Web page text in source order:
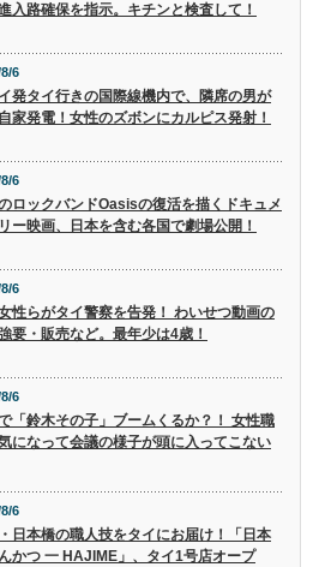
入路確保を指示。キチンと検査して！
6
イ発タイ行きの国際線機内で、隣席の男が
家発電！女性のズボンにカルピス発射！
6
ロックバンドOasisの復活を描くドキュメ
ー映画、日本を含む各国で劇場公開！
6
性らがタイ警察を告発！ わいせつ動画の
要・販売など。最年少は4歳！
6
「鈴木その子」ブームくるか？！ 女性職
になって会議の様子が頭に入ってこない
6
日本橋の職人技をタイにお届け！「日本
かつ 一 HAJIME」、タイ1号店オープ